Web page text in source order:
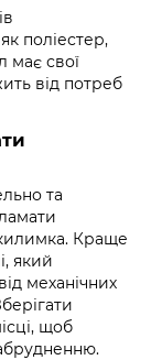
поліестер,
має свої
від потреб
та
Краще
який
механічних
щоб